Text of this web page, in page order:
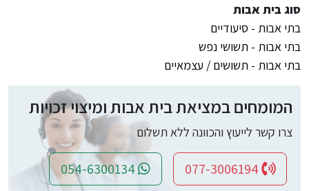
סוג בית אבות
בתי אבות - סיעודיים
בתי אבות - תשושי נפש
בתי אבות - תשושים / עצמאיים
המומחים במציאת בית אבות ומיצוי זכויות
צרו קשר לייעוץ והכוונה ללא תשלום